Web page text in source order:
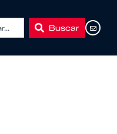
Buscar